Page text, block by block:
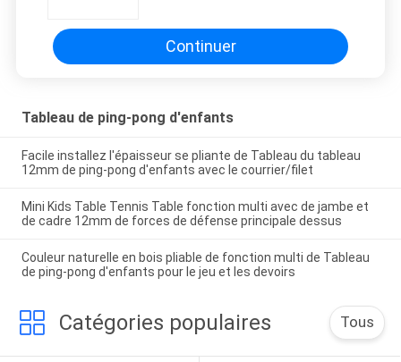
Continuer
Tableau de ping-pong d'enfants
Facile installez l'épaisseur se pliante de Tableau du tableau
12mm de ping-pong d'enfants avec le courrier/filet
Mini Kids Table Tennis Table fonction multi avec de jambe et
de cadre 12mm de forces de défense principale dessus
Couleur naturelle en bois pliable de fonction multi de Tableau
de ping-pong d'enfants pour le jeu et les devoirs
Catégories populaires Tous